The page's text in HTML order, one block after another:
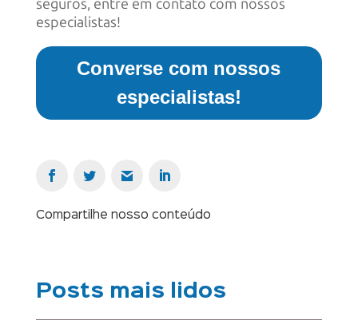
seguros, entre em contato com nossos
especialistas!
Converse com nossos
especialistas!
Compartilhe nosso conteúdo
Posts mais lidos